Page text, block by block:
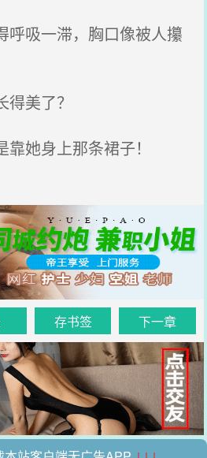
吸一滞，胸口像被人攥
美了？
她身上那条裙子！
存书签 下一章